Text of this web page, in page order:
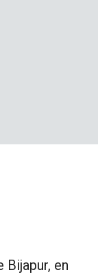
Bijapur, en